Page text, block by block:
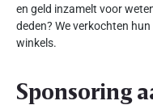
en geld inzamelt voor
deden? We verkochten
winkels.
Sponsoring